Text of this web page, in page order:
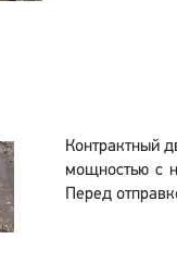
Контрактный
мощностью с
Перед